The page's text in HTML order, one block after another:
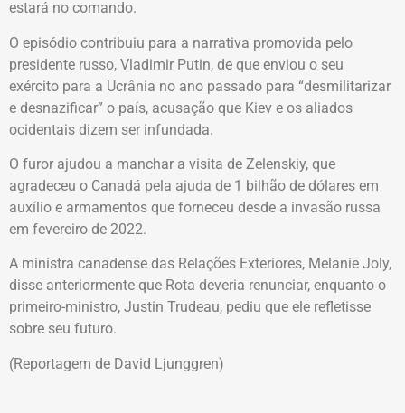
estará no comando.
O episódio contribuiu para a narrativa promovida pelo
presidente russo, Vladimir Putin, de que enviou o seu
exército para a Ucrânia no ano passado para “desmilitarizar
e desnazificar” o país, acusação que Kiev e os aliados
ocidentais dizem ser infundada.
O furor ajudou a manchar a visita de Zelenskiy, que
agradeceu o Canadá pela ajuda de 1 bilhão de dólares em
auxílio e armamentos que forneceu desde a invasão russa
em fevereiro de 2022.
A ministra canadense das Relações Exteriores, Melanie Joly,
disse anteriormente que Rota deveria renunciar, enquanto o
primeiro-ministro, Justin Trudeau, pediu que ele refletisse
sobre seu futuro.
(Reportagem de David Ljunggren)